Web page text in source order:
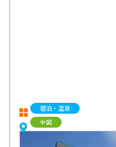
宿泊・温泉
全国